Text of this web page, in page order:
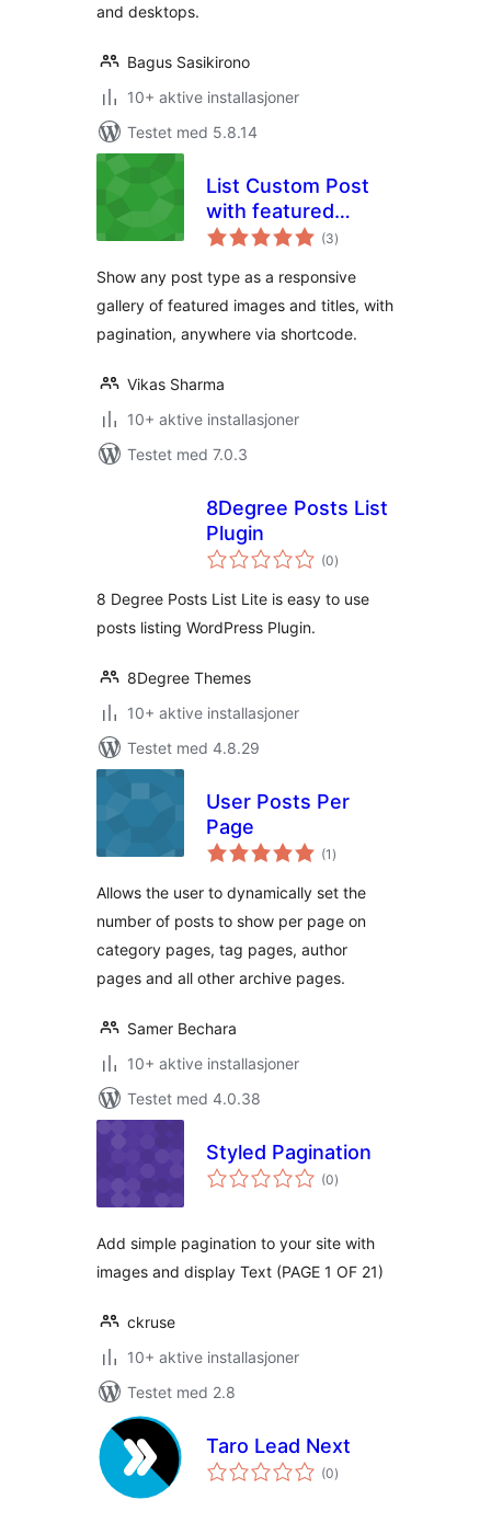
and desktops.
Bagus Sasikirono
10+ aktive installasjoner
Testet med 5.8.14
List Custom Post
with featured
image
(3totale
vurderinger
)
Show any post type as a responsive
gallery of featured images and titles, with
pagination, anywhere via shortcode.
Vikas Sharma
10+ aktive installasjoner
Testet med 7.0.3
8Degree Posts List
Plugin
(0totale
vurderinger
)
8 Degree Posts List Lite is easy to use
posts listing WordPress Plugin.
8Degree Themes
10+ aktive installasjoner
Testet med 4.8.29
User Posts Per
Page
(1 totale
vurderinger
)
Allows the user to dynamically set the
number of posts to show per page on
category pages, tag pages, author
pages and all other archive pages.
Samer Bechara
10+ aktive installasjoner
Testet med 4.0.38
Styled Pagination
(0totale
vurderinger
)
Add simple pagination to your site with
images and display Text (PAGE 1 OF 21)
ckruse
10+ aktive installasjoner
Testet med 2.8
Taro Lead Next
(0totale
vurderinger
)